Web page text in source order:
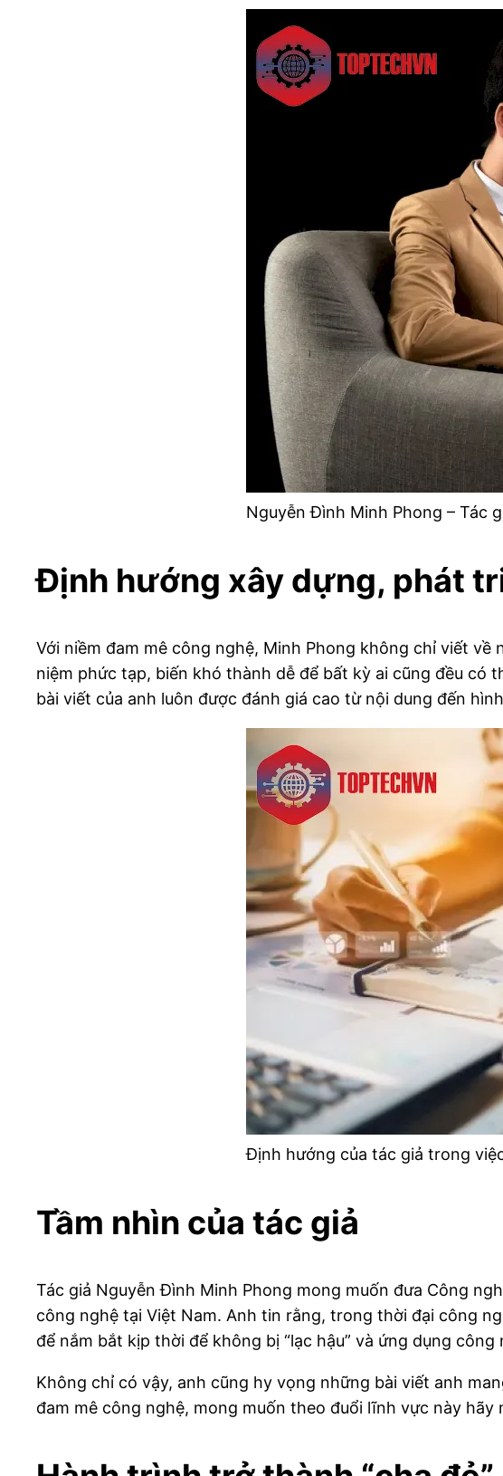
Nguyễn Đình Minh Phong – Tác
Định hướng xây dựng, phát
Với niềm đam mê công nghệ, Minh Phong không chỉ viết
niệm phức tạp, biến khó thành dễ để bất kỳ ai cũng đều có
bài viết của anh luôn được đánh giá cao từ nội dung đến
Định hướng của tác giả trong
Tầm nhìn của tác giả
Tác giả Nguyễn Đình Minh Phong mong muốn đưa Công
công nghệ tại Việt Nam. Anh tin rằng, trong thời đại công
để nắm bắt kịp thời để không bị “lạc hậu” và ứng dụng công
Không chỉ có vậy, anh cũng hy vọng những bài viết anh
đam mê công nghệ, mong muốn theo đuổi lĩnh vực này